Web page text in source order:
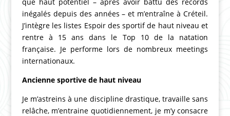
inégalés depuis des années – et m’entraîne à Créteil.
J’intègre les listes Espoir des sportif de haut niveau et
rentre à 15 ans dans le Top 10 de la natation
française. Je performe lors de nombreux meetings
internationaux.
Ancienne sportive de haut niveau
Je m’astreins à une discipline drastique, travaille sans
relâche, m’entraine quotidiennement, je m’y consacre